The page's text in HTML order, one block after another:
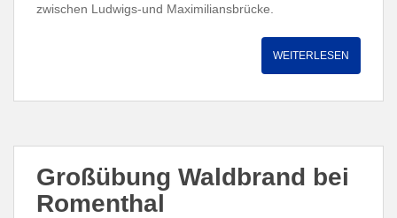
zwischen Ludwigs-und Maximiliansbrücke.
WEITERLESEN
Großübung Waldbrand bei
Romenthal